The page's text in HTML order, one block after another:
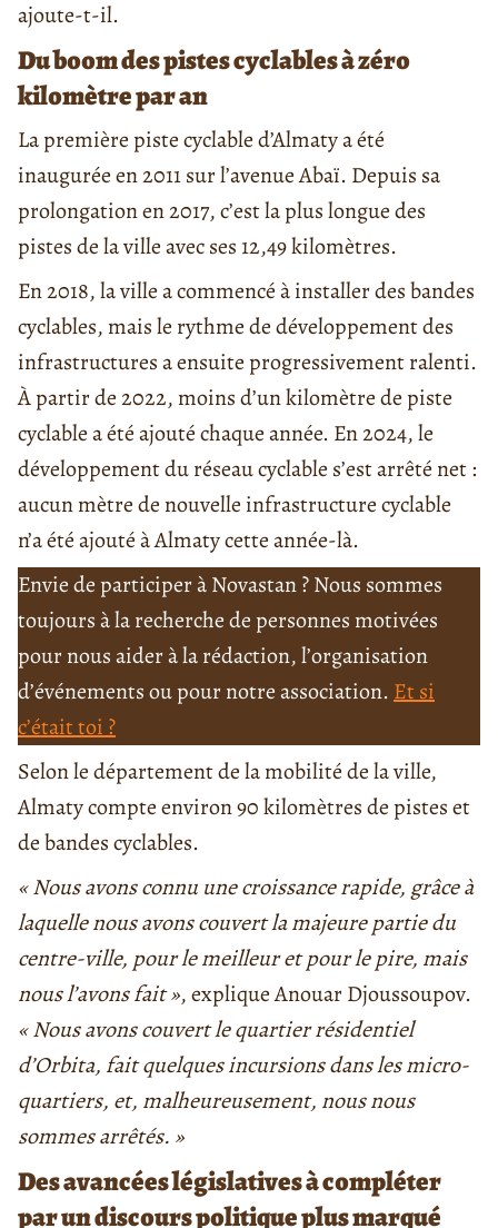
ajoute-t-il.
Du boom des pistes cyclables à zéro
kilomètre par an
La première piste cyclable d’Almaty a été
inaugurée en 2011 sur l’avenue Abaï. Depuis sa
prolongation en 2017, c’est la plus longue des
pistes de la ville avec ses 12,49 kilomètres.
En 2018, la ville a commencé à installer des bandes
cyclables, mais le rythme de développement des
infrastructures a ensuite progressivement ralenti.
À partir de 2022, moins d’un kilomètre de piste
cyclable a été ajouté chaque année. En 2024, le
développement du réseau cyclable s’est arrêté net :
aucun mètre de nouvelle infrastructure cyclable
n’a été ajouté à Almaty cette année-là.
Envie de participer à Novastan ? Nous sommes
toujours à la recherche de personnes motivées
pour nous aider à la rédaction, l’organisation
d’événements ou pour notre association. Et si
c’était toi ?
Selon le département de la mobilité de la ville,
Almaty compte environ 90 kilomètres de pistes et
de bandes cyclables.
« Nous avons connu une croissance rapide, grâce à
laquelle nous avons couvert la majeure partie du
centre-ville, pour le meilleur et pour le pire, mais
nous l’avons fait », explique Anouar Djoussoupov.
« Nous avons couvert le quartier résidentiel
d’Orbita, fait quelques incursions dans les micro-
quartiers, et, malheureusement, nous nous
sommes arrêtés. »
Des avancées législatives à compléter
par un discours politique plus marqué